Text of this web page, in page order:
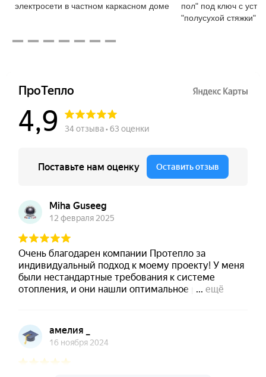
электросети в частном каркасном доме
пол" под ключ с
"полусухой стяжки" в